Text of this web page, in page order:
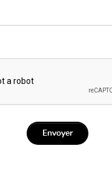
Envoyer